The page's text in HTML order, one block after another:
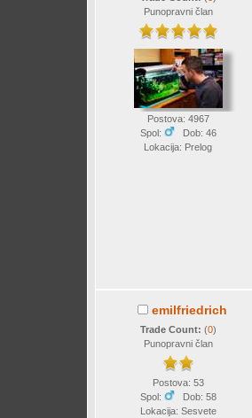
Punopravni član
Postova: 4967
Spol:
Dob: 46
Lokacija: Prelog
emilfriedrich
Trade Count: (0)
Punopravni član
Postova: 53
Spol:
Dob: 58
Lokacija: Sesvete